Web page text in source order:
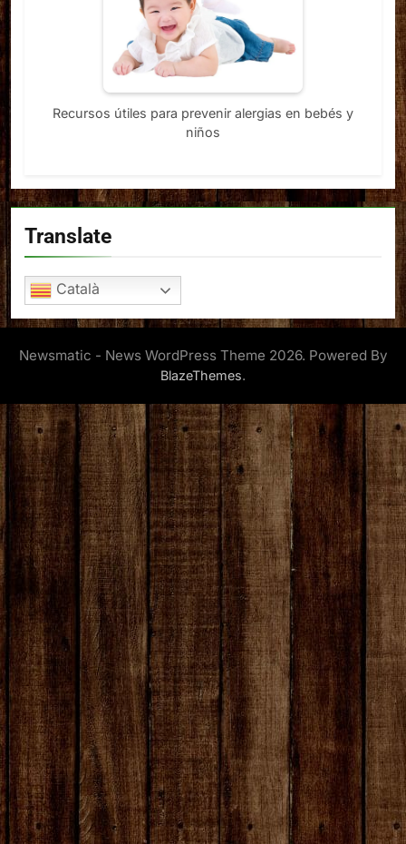
Recursos útiles para prevenir alergias en bebés y
niños
Translate
Català
Newsmatic - News WordPress Theme 2026. Powered By
BlazeThemes.